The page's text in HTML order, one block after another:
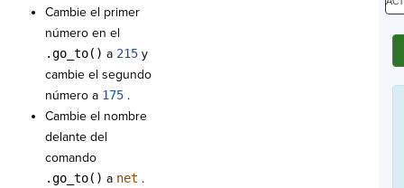
Cambie el primer
número en el
.go_to() a 215 y
cambie el segundo
número a 175 .
Cambie el nombre
delante del
comando
.go_to() a net .